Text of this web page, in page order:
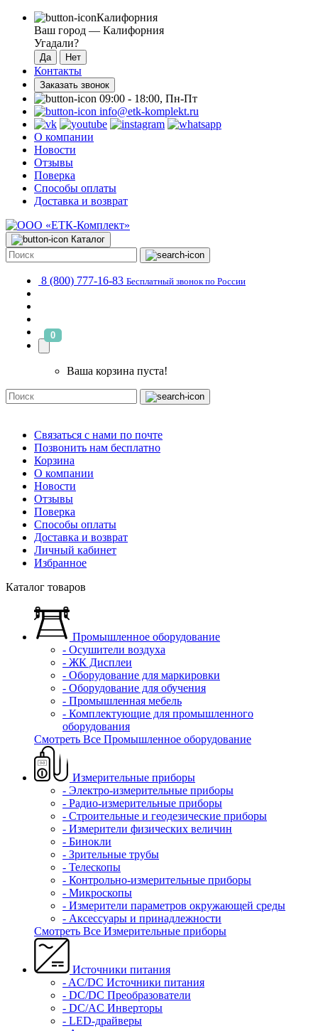
Калифорния
Ваш город — Калифорния
Угадали?
Контакты
Заказать звонок
09:00 - 18:00, Пн-Пт
info@etk-komplekt.ru
О компании
Новости
Отзывы
Поверка
Способы оплаты
Доставка и возврат
Каталог
8 (800) 777-16-83 Бесплатный звонок по России
0
Ваша корзина пуста!
Связаться с нами по почте
Позвонить нам бесплатно
Корзина
О компании
Новости
Отзывы
Поверка
Способы оплаты
Доставка и возврат
Личный кабинет
Избранное
Каталог товаров
Промышленное оборудование
- Осушители воздуха
- ЖК Дисплеи
- Оборудование для маркировки
- Оборудование для обучения
- Промышленная мебель
- Комплектующие для промышленного
оборудования
Смотреть Все Промышленное оборудование
Измерительные приборы
- Электро-измерительные приборы
- Радио-измерительные приборы
- Строительные и геодезические приборы
- Измерители физических величин
- Бинокли
- Зрительные трубы
- Телескопы
- Контрольно-измерительные приборы
- Микроскопы
- Измерители параметров окружающей среды
- Аксессуары и принадлежности
Смотреть Все Измерительные приборы
Источники питания
- AC/DC Источники питания
- DC/DC Преобразователи
- DC/AC Инверторы
- LED-драйверы